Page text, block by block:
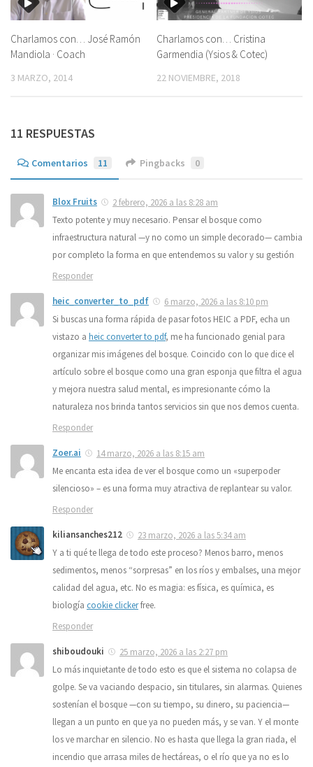
Charlamos con… José Ramón
Mandiola · Coach
3 MARZO, 2014
Charlamos con… Cristina
Garmendia (Ysios & Cotec)
22 NOVIEMBRE, 2018
11 RESPUESTAS
Comentarios 11 Pingbacks 0
Blox Fruits
2 febrero, 2026 a las 8:28 am
Texto potente y muy necesario. Pensar el bosque como
infraestructura natural —y no como un simple decorado— cambia
por completo la forma en que entendemos su valor y su gestión
Responder
heic_converter_to_pdf
6 marzo, 2026 a las 8:10 pm
Si buscas una forma rápida de pasar fotos HEIC a PDF, echa un
vistazo a heic converter to pdf, me ha funcionado genial para
organizar mis imágenes del bosque. Coincido con lo que dice el
artículo sobre el bosque como una gran esponja que filtra el agua
y mejora nuestra salud mental, es impresionante cómo la
naturaleza nos brinda tantos servicios sin que nos demos cuenta.
Responder
Zoer.ai
14 marzo, 2026 a las 8:15 am
Me encanta esta idea de ver el bosque como un «superpoder
silencioso» – es una forma muy atractiva de replantear su valor.
Responder
kiliansanches212
23 marzo, 2026 a las 5:34 am
Y a ti qué te llega de todo este proceso? Menos barro, menos
sedimentos, menos “sorpresas” en los ríos y embalses, una mejor
calidad del agua, etc. No es magia: es física, es química, es
biología cookie clickerfree.
Responder
shiboudouki
25 marzo, 2026 a las 2:27 pm
Lo más inquietante de todo esto es que el sistema no colapsa de
golpe. Se va vaciando despacio, sin titulares, sin alarmas. Quienes
sostenían el bosque —con su tiempo, su dinero, su paciencia—
llegan a un punto en que ya no pueden más, y se van. Y el monte
los ve marchar en silencio. No es hasta que llega la gran riada, el
incendio que arrasa miles de hectáreas, o el río que ya no es lo